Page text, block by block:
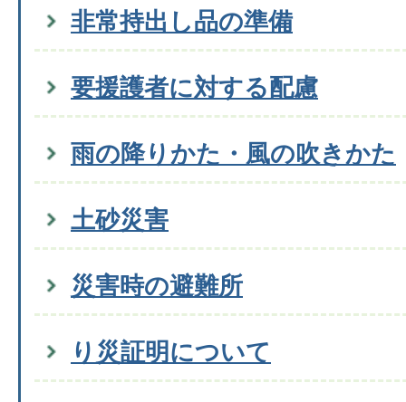
非常持出し品の準備
要援護者に対する配慮
雨の降りかた・風の吹きかた
土砂災害
災害時の避難所
り災証明について